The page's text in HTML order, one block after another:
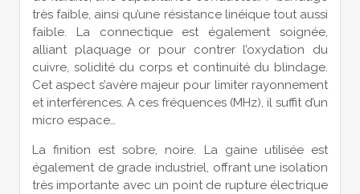
très faible, ainsi qu’une résistance linéique tout aussi
faible. La connectique est également soignée,
alliant plaquage or pour contrer l’oxydation du
cuivre, solidité du corps et continuité du blindage.
Cet aspect s’avère majeur pour limiter rayonnement
et interférences. A ces fréquences (MHz), il suffit d’un
micro espace…
La finition est sobre, noire. La gaine utilisée est
également de grade industriel, offrant une isolation
très importante avec un point de rupture électrique